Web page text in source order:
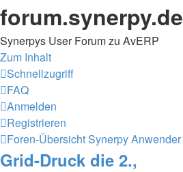
forum.synerpy.de
Synerpys User Forum zu AvERP
Zum Inhalt
Schnellzugriff
FAQ
Anmelden
Registrieren
Foren-ÜbersichtSynerpy Anwender
Grid-Druck die 2.,